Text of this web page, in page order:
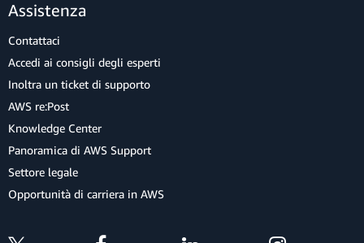
Assistenza
Contattaci
Accedi ai consigli degli esperti
Inoltra un ticket di supporto
AWS re:Post
Knowledge Center
Panoramica di AWS Support
Settore legale
Opportunità di carriera in AWS